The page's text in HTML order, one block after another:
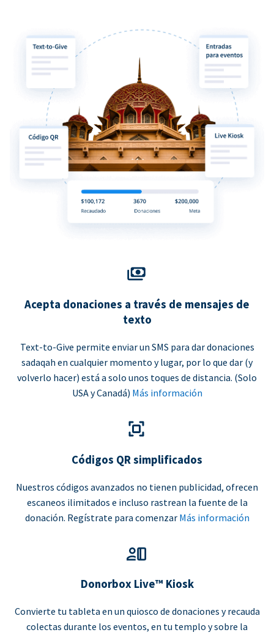
Acepta donaciones a través de mensajes de
texto
Text-to-Give permite enviar un SMS para dar donaciones
sadaqah en cualquier momento y lugar, por lo que dar (y
volverlo hacer) está a solo unos toques de distancia. (Solo
USA y Canadá) Más información
Códigos QR simplificados
Nuestros códigos avanzados no tienen publicidad, ofrecen
escaneos ilimitados e incluso rastrean la fuente de la
donación. Regístrate para comenzar Más información
Donorbox Live™ Kiosk
Convierte tu tableta en un quiosco de donaciones y recauda
colectas durante los eventos, en tu templo y sobre la